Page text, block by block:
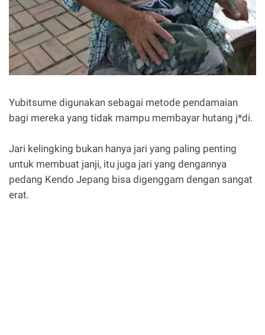
Yubitsume digunakan sebagai metode pendamaian
bagi mereka yang tidak mampu membayar hutang j*di.
Jari kelingking bukan hanya jari yang paling penting
untuk membuat janji, itu juga jari yang dengannya
pedang Kendo Jepang bisa digenggam dengan sangat
erat.